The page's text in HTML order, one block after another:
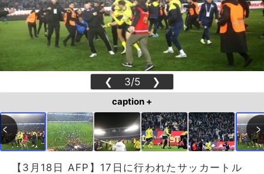
❮ 3/5 ❯
caption +
【3月18日 AFP】17日に行われたサッカートル